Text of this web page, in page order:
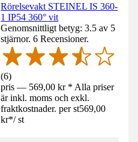
Rörelsevakt STEINEL IS 360-
1 IP54 360° vit
Genomsnittligt betyg: 3.5 av 5
stjärnor. 6 Recensioner.
(6)
pris — 569,00 kr * Alla priser
är inkl. moms och exkl.
fraktkostnader. per st569,00
kr*/ st